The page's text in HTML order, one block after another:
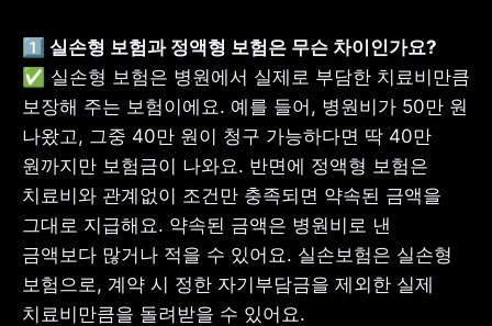
✅ 실손형 보험은 병원에서 실제로 부담한 치료비만큼
보장해 주는 보험이에요. 예를 들어, 병원비가 50만 원
나왔고, 그중 40만 원이 청구 가능하다면 딱 40만
원까지만 보험금이 나와요. 반면에 정액형 보험은
치료비와 관계없이 조건만 충족되면 약속된 금액을
그대로 지급해요. 약속된 금액은 병원비로 낸
금액보다 많거나 적을 수 있어요. 실손보험은 실손형
보험으로, 계약 시 정한 자기부담금을 제외한 실제
치료비만큼을 돌려받을 수 있어요.